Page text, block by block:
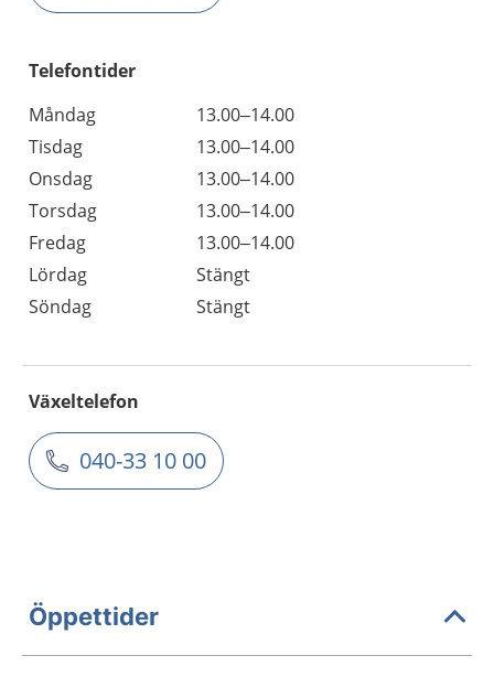
Telefontider
Måndag
13.00–14.00
Tisdag
13.00–14.00
Onsdag
13.00–14.00
Torsdag
13.00–14.00
Fredag
13.00–14.00
Lördag
Stängt
Söndag
Stängt
Växeltelefon
040-33 10 00
Öppettider